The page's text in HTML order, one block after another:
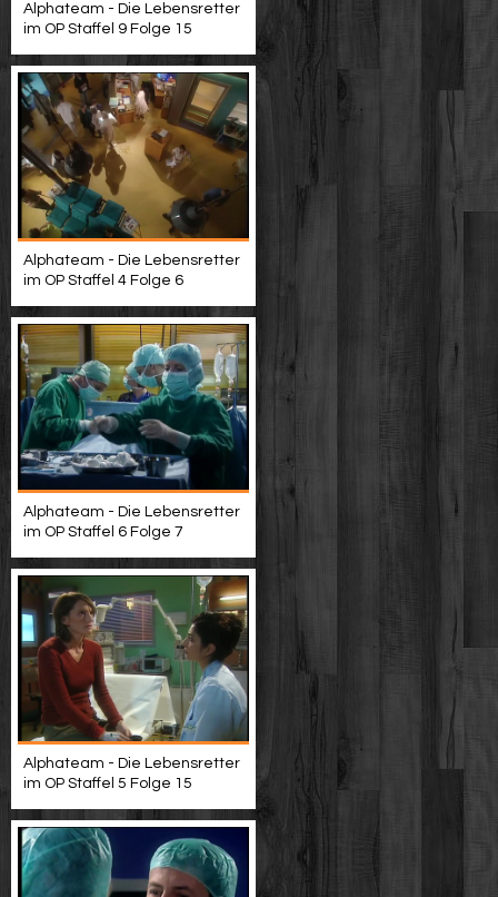
Alphateam - Die Lebensretter
im OP Staffel 9 Folge 15
Alphateam - Die Lebensretter
im OP Staffel 4 Folge 6
Alphateam - Die Lebensretter
im OP Staffel 6 Folge 7
Alphateam - Die Lebensretter
im OP Staffel 5 Folge 15